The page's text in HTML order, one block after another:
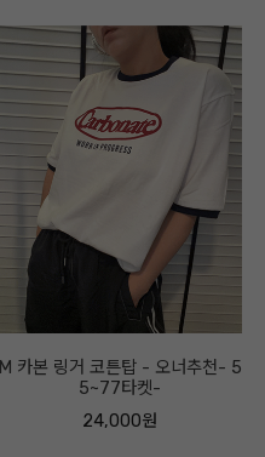
M 카본 링거 코튼탑 - 오너추천- 5
5~77타켓-
24,000원